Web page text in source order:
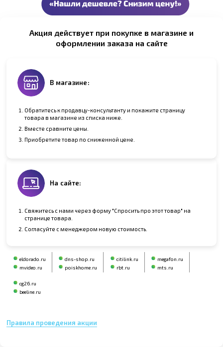
Акция действует при покупке в магазине и
оформлении заказа на сайте
В магазине:
Обратитесь к продавцу-консультанту и покажите страницу
товара в магазине из списка ниже.
Вместе сравните цены.
Приобретите товар по сниженной цене.
На сайте:
Свяжитесь с нами через форму "Спросить про этот товар" на
странице товара.
Согласуйте с менеджером новую стоимость.
eldorado.ru
mvideo.ru
dns-shop.ru
poiskhome.ru
citilink.ru
rbt.ru
megafon.ru
mts.ru
cg26.ru
beeline.ru
Правила проведения акции